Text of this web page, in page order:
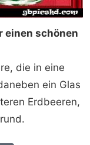
einen schönen
die in eine
ein Glas
Erdbeeren,